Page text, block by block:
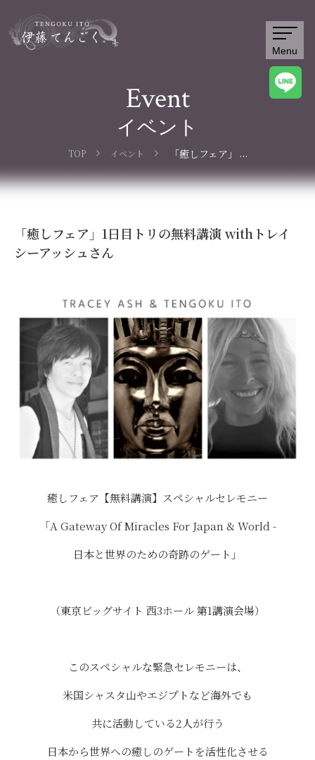
Menu
Event
イベント
TOP イベント
「癒しフェア」
料講演 withト
...
「癒しフェア」1日目トリの無料講演 withトレイ
シーアッシュさん
癒しフェア【無料講演】スペシャルセレモニー
「A Gateway Of Miracles For Japan & World -
日本と世界のための奇跡のゲート」
（東京ビッグサイト 西3ホール 第1講演会場）
このスペシャルな緊急セレモニーは、
米国シャスタ山やエジプトなど海外でも
共に活動している2人が行う
日本から世界への癒しのゲートを活性化させる